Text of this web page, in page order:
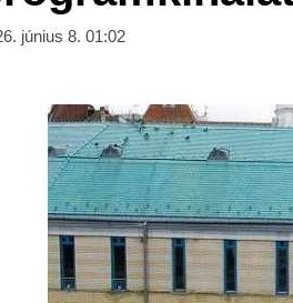
június 8. 01:02